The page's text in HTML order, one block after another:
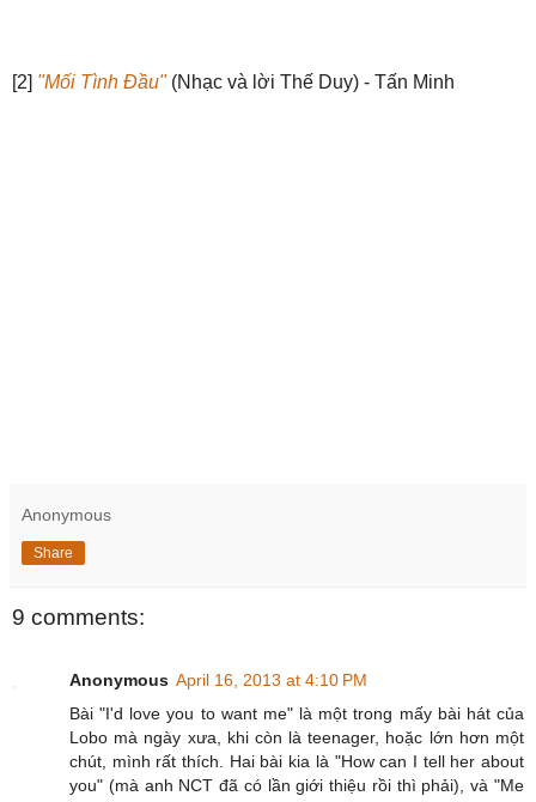
[2] "Mối Tình Đầu"(Nhạc và lời Thế Duy) - Tấn Minh
Anonymous
Share
9 comments:
Anonymous April 16, 2013 at 4:10 PM
Bài "I'd love you to want me" là một trong mấy bài hát của
Lobo mà ngày xưa, khi còn là teenager, hoặc lớn hơn một
chút, mình rất thích. Hai bài kia là "How can I tell her about
you" (mà anh NCT đã có lần giới thiệu rồi thì phải), và "Me